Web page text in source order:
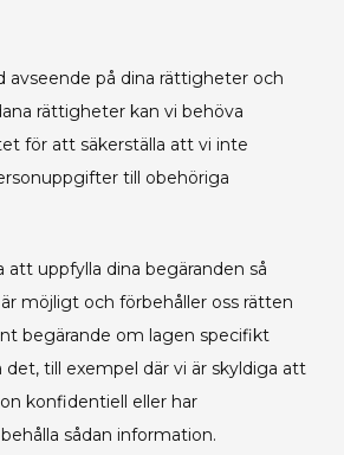
avseende på dina rättigheter och
rättigheter kan vi behöva
för att säkerställa att vi inte
till obehöriga
att uppfylla dina begäranden så
möjligt och förbehåller oss rätten
begärande om lagen specifikt
till exempel där vi är skyldiga att
konfidentiell eller har
sådan information.